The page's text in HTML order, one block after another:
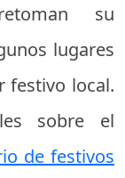
su
lugares
festivo local.
sobre el
de festivos